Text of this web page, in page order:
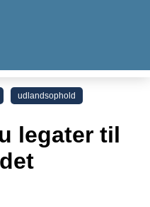
udlandsophold
legater til